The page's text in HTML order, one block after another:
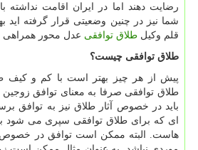
رضایت دهند اما در ایران اقامت نداشته
شما نیز در چنین وضعیتی قرار گرفته اید
قلم وکیل طلاق توافقی عدل محور همراهی
طلاق توافقی چیست؟
پیش از هر چیز بهتر است با کم و کیف
طلاق توافقی صرفا به معنای توافق زوجین
باید در خصوص آثار طلاق نیز به توافق
ای که برای طلاق توافقی سپری می شود
هاست. البته ممکن است توافق در خصوص